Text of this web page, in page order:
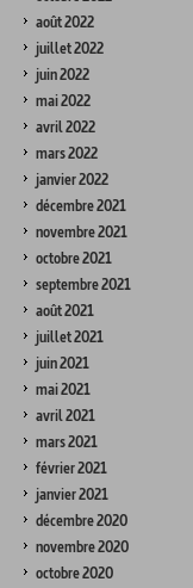
août 2022
juillet 2022
juin 2022
mai 2022
avril 2022
mars 2022
janvier 2022
décembre 2021
novembre 2021
octobre 2021
septembre 2021
août 2021
juillet 2021
juin 2021
mai 2021
avril 2021
mars 2021
février 2021
janvier 2021
décembre 2020
novembre 2020
octobre 2020